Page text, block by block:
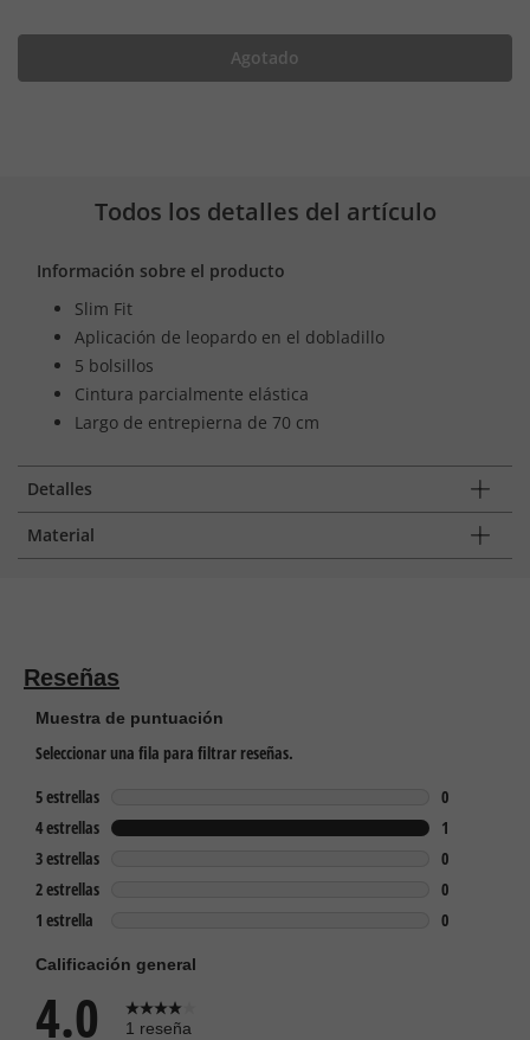
Agotado
Todos los detalles del artículo
Información sobre el producto
Slim Fit
Aplicación de leopardo en el dobladillo
5 bolsillos
Cintura parcialmente elástica
Largo de entrepierna de 70 cm
Detalles
Material